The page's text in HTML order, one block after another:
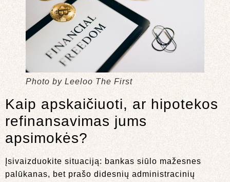
Photo by Leeloo The First
Kaip apskaičiuoti, ar hipotekos
refinansavimas jums
apsimokės?
Įsivaizduokite situaciją: bankas siūlo mažesnes
palūkanas, bet prašo didesnių administracinių